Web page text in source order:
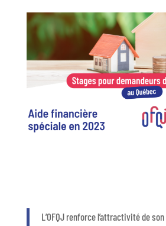
L’OFQJ renforce l’attractivité de son